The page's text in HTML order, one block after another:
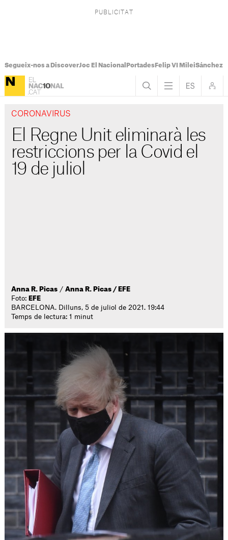
Segueix-nos a DiscoverJoc El Nacional PortadesFelip VI MileiSánchez
CORONAVIRUS
El Regne Unit eliminarà les
restriccions per la Covid el
19 de juliol
Anna R. Picas /Anna R. Picas / EFE
Foto: EFE
BARCELONA. Dilluns, 5 de juliol de 2021. 19:44
Temps de lectura: 1 minut